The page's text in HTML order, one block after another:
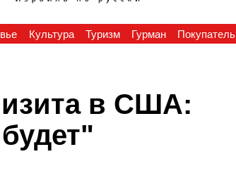
Культура Туризм Гурман Покупатель
в США: